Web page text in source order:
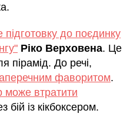
до поєдинку
Ріко Верховена. Це
пірамід. До речі,
фаворитом.
може втратити
бій із кікбоксером.